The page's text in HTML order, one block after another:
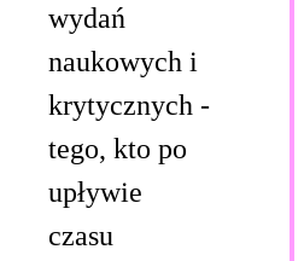
wydań
naukowych i
krytycznych -
tego, kto po
upływie
czasu